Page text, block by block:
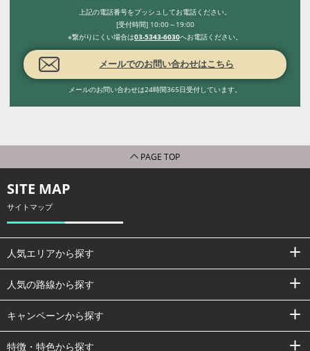
上記の電話番号をプッシュしてお電話ください。
[受付時間] 10:00～19:00
※繋がりにくい場合は03-5343-6030へお電話ください。
メールでのお問い合わせはこちら
メールのお問い合わせは24時間365日受付しています。
PAGE TOP
SITE MAP
サイトマップ
人気エリアから探す
人気の路線から探す
キャンペーンから探す
特徴・特色から探す